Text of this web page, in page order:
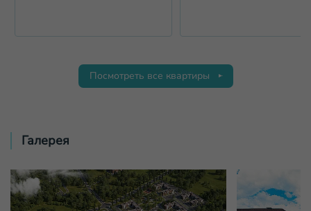
Посмотреть все квартиры
Галерея